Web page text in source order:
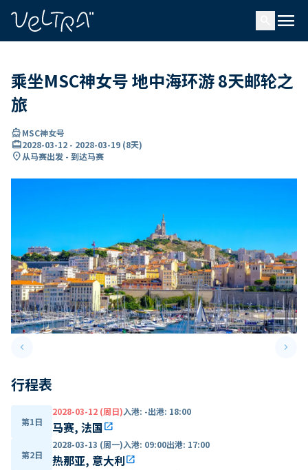
menu
乘坐MSC神女号 地中海环游 8天邮轮之
旅
directions_boatMSC神女号
card_travel2028-03-12 - 2028-03-19 (8天)
location_on从马赛出发 - 到达马赛
keyboard_arrow_leftPrevious slide keyboard_arrow_right
行程表
第1日
2028-03-12 (周日)入港: -出港: 18:00
马赛, 法国open_in_new
第2日
2028-03-13 (周一)入港: 09:00出港: 17:00
热那亚, 意大利open_in_new